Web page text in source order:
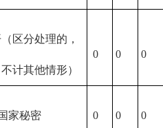
区分处理的，
计其他情形）
0 0 0
家秘密 0 0 0